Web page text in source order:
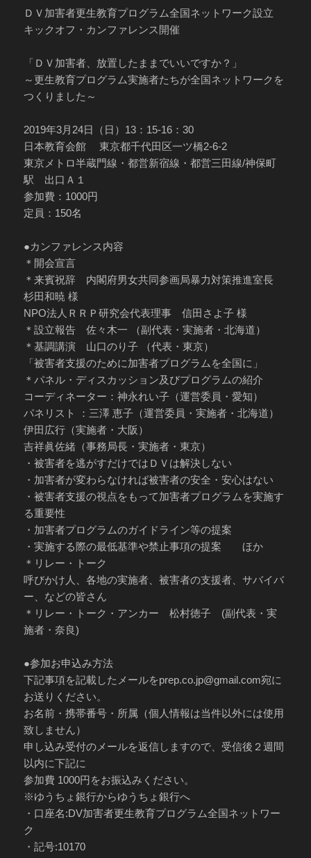
ＤＶ加害者更生教育プログラム全国ネットワーク設立
キックオフ・カンファレンス開催
「ＤＶ加害者、放置したままでいいですか？」
～更生教育プログラム実施者たちが全国ネットワークを
つくりました～
2019年3月24日（日）13：15-16：30
日本教育会館 東京都千代田区一ツ橋2-6-2
東京メトロ半蔵門線・都営新宿線・都営三田線/神保町
駅 出口Ａ１
参加費：1000円
定員：150名
●カンファレンス内容
＊開会宣言
＊来賓祝辞 内閣府男女共同参画局暴力対策推進室長
杉田和暁 様
NPO法人ＲＲＰ研究会代表理事 信田さよ子 様
＊設立報告 佐々木一 （副代表・実施者・北海道）
＊基調講演 山口のり子 （代表・東京）
「被害者支援のために加害者プログラムを全国に」
＊パネル・ディスカッション及びプログラムの紹介
コーディネーター：神永れい子（運営委員・愛知）
パネリスト ：三澤 恵子（運営委員・実施者・北海道）
伊田広行（実施者・大阪）
吉祥眞佐緒（事務局長・実施者・東京）
・被害者を逃がすだけではＤＶは解決しない
・加害者が変わらなければ被害者の安全・安心はない
・被害者支援の視点をもって加害者プログラムを実施す
る重要性
・加害者プログラムのガイドライン等の提案
・実施する際の最低基準や禁止事項の提案 ほか
＊リレー・トーク
呼びかけ人、各地の実施者、被害者の支援者、サバイバ
ー、などの皆さん
＊リレー・トーク・アンカー 松村徳子 (副代表・実
施者・奈良)
●参加お申込み方法
下記事項を記載したメールをprep.co.jp@gmail.com宛に
お送りください。
お名前・携帯番号・所属（個人情報は当件以外には使用
致しません）
申し込み受付のメールを返信しますので、受信後２週間
以内に下記に
参加費 1000円をお振込みください。
※ゆうちょ銀行からゆうちょ銀行へ
・口座名:DV加害者更生教育プログラム全国ネットワー
ク
・記号:10170